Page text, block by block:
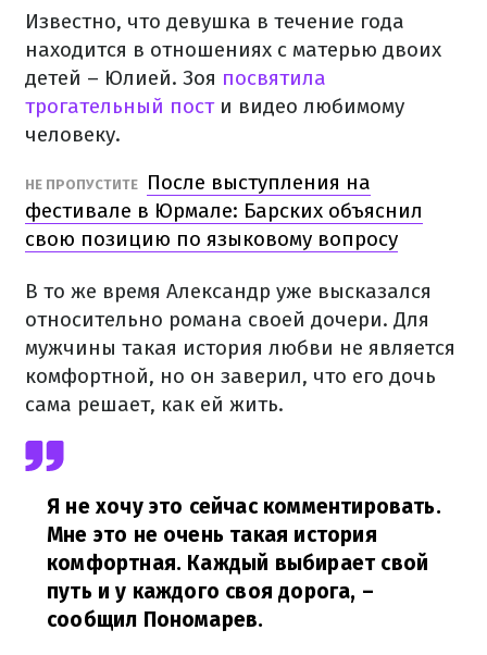
Известно, что девушка в течение года
находится в отношениях с матерью двоих
детей – Юлией. Зоя посвятила
трогательный пости видео любимому
человеку.
НЕ ПРОПУСТИТЕ
После выступления на
фестивале в Юрмале: Барских объяснил
свою позицию по языковому вопросу
В то же время Александр уже высказался
относительно романа своей дочери. Для
мужчины такая история любви не является
комфортной, но он заверил, что его дочь
сама решает, как ей жить.
Я не хочу это сейчас комментировать.
Мне это не очень такая история
комфортная. Каждый выбирает свой
путь и у каждого своя дорога, –
сообщил Пономарев.